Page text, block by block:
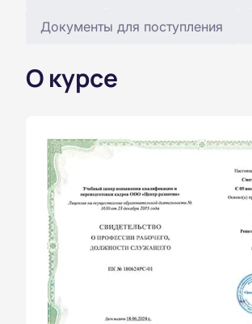
Документы для поступления
О курсе